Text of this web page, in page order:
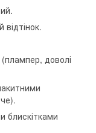
доволі
блискітками